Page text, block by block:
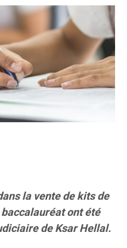
la vente de kits de
ont été
de Ksar Hellal.